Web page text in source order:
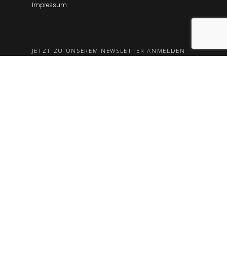
Impressum
JETZT ZU UNSEREM NEWSLETTER ANMELDEN